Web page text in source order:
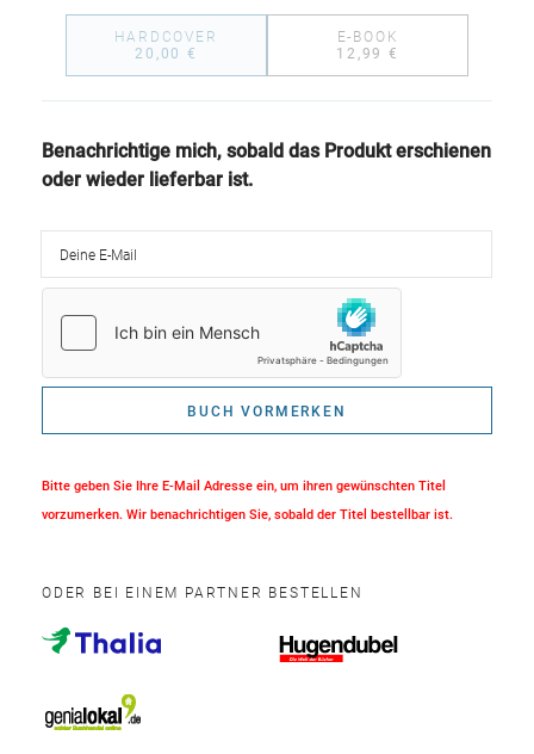
HARDCOVER
20,00 €
E-BOOK
12,99 €
Benachrichtige mich, sobald das Produkt erschienen
oder wieder lieferbar ist.
BUCH VORMERKEN
Bitte geben Sie Ihre E-Mail Adresse ein, um ihren gewünschten Titel
vorzumerken. Wir benachrichtigen Sie, sobald der Titel bestellbar ist.
ODER BEI EINEM PARTNER BESTELLEN